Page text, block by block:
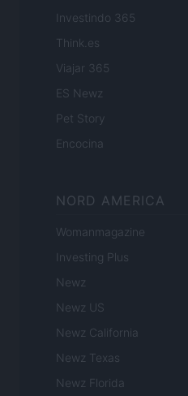
Investindo 365
Think.es
Viajar 365
ES Newz
Pet Story
Encocina
NORD AMERICA
Womanmagazine
Investing Plus
Newz
Newz US
Newz California
Newz Texas
Newz Florida